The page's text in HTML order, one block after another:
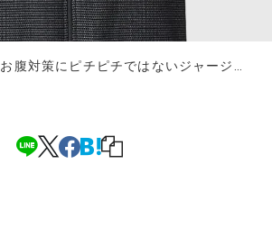
お腹対策にピチピチではないジャージはどう?